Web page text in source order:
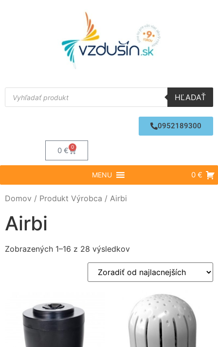
HĽADAŤ
0952189300
0€ 0
MENU 0 €
Domov / Produkt Výrobca / Airbi
Airbi
Zobrazených 1–16 z 28 výsledkov
Nevyhnutné
Tieto súbory
cookie nie sú